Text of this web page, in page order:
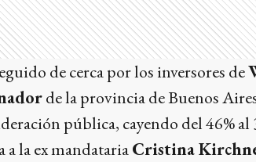
de cerca por los inversores de
de la provincia de Buenos
pública, cayendo del 46% al
a la ex mandatariaCristina